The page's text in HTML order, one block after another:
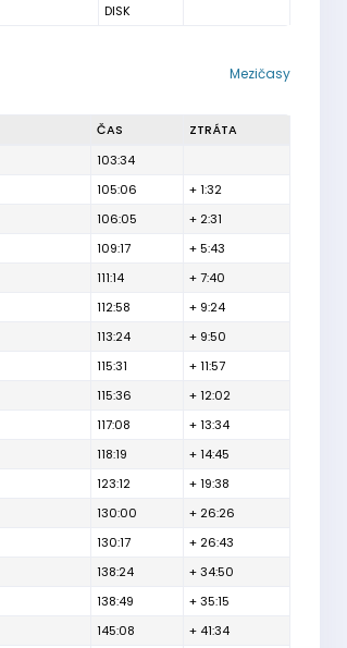
DISK
Mezičasy
ČAS
ZTRÁTA
103:34
105:06
+ 1:32
106:05
+ 2:31
109:17
+ 5:43
111:14
+ 7:40
112:58
+ 9:24
113:24
+ 9:50
115:31
+ 11:57
115:36
+ 12:02
117:08
+ 13:34
118:19
+ 14:45
123:12
+ 19:38
130:00
+ 26:26
130:17
+ 26:43
138:24
+ 34:50
138:49
+ 35:15
145:08
+ 41:34